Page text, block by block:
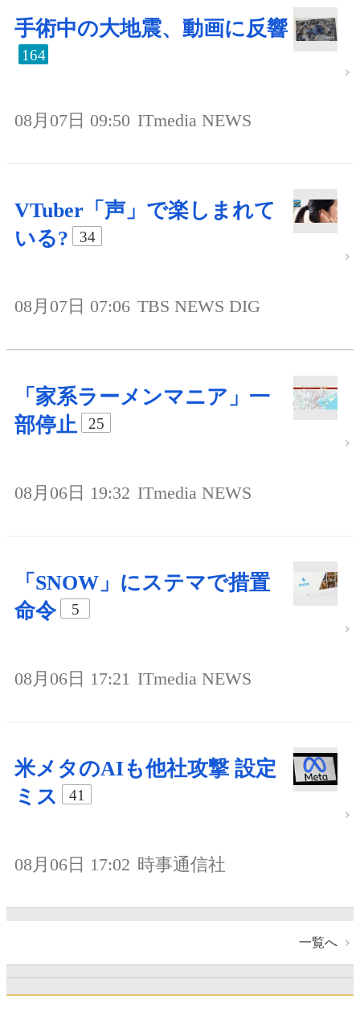
手術中の大地震、動画に反響
164
08月07日 09:50 ITmedia NEWS
VTuber「声」で楽しまれて
いる?
34
08月07日 07:06 TBS NEWS DIG
「家系ラーメンマニア」一
部停止
25
08月06日 19:32 ITmedia NEWS
「SNOW」にステマで措置
命令
5
08月06日 17:21 ITmedia NEWS
米メタのAIも他社攻撃 設定
ミス
41
08月06日 17:02 時事通信社
一覧へ